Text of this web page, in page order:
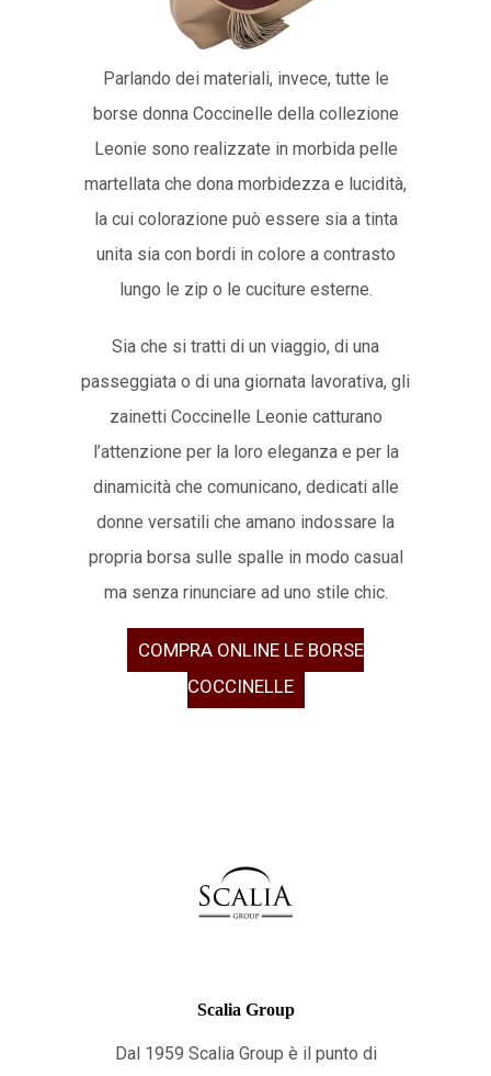
Parlando dei materiali, invece, tutte le
borse donna Coccinelle della collezione
Leonie sono realizzate in morbida pelle
martellata che dona morbidezza e lucidità,
la cui colorazione può essere sia a tinta
unita sia con bordi in colore a contrasto
lungo le zip o le cuciture esterne.
Sia che si tratti di un viaggio, di una
passeggiata o di una giornata lavorativa, gli
zainetti Coccinelle Leonie catturano
l’attenzione per la loro eleganza e per la
dinamicità che comunicano, dedicati alle
donne versatili che amano indossare la
propria borsa sulle spalle in modo casual
ma senza rinunciare ad uno stile chic.
COMPRA ONLINE LE BORSE
COCCINELLE
Scalia Group
Dal 1959 Scalia Group è il punto di